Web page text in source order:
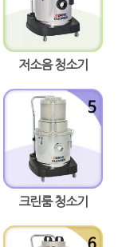
저소음 청소기
크린룸 청소기